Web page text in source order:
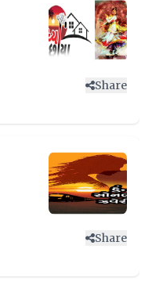
Share
Share